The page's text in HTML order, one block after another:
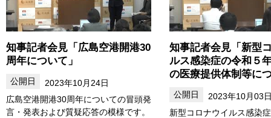
知事記者会見「広島空港開港30
周年について」
2023年10月24日
広島空港開港30周年についての冒頭発
言・発表および質疑応答の模様です。
知事記者会見「新型
ルス感染症の令和５
の医療提供体制等に
2023年10月03
新型コロナウイルス感染